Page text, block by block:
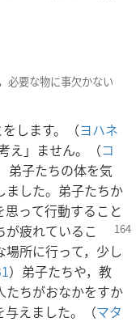
必要な物に事欠かない
します。（ヨハネ
え」ません。（コ
弟子たちの体を気
ました。弟子たちか
って行動すること
が疲れているこ
場所に行って，少し
）弟子たちや，教
たちがおなかをすか
えました。（マタ